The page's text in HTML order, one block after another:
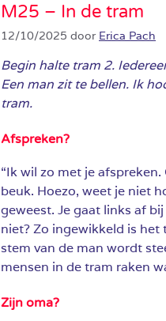
M25 – In de tram
12/10/2025 door Erica Pach
Begin halte tram 2.
Een man zit te bellen. Ik
tram.
Afspreken?
“Ik wil zo met je
beuk. Hoezo, weet je niet
geweest. Je gaat links af
niet? Zo ingewikkeld is
stem van de man wordt
mensen in de tram raken
Zijn oma?